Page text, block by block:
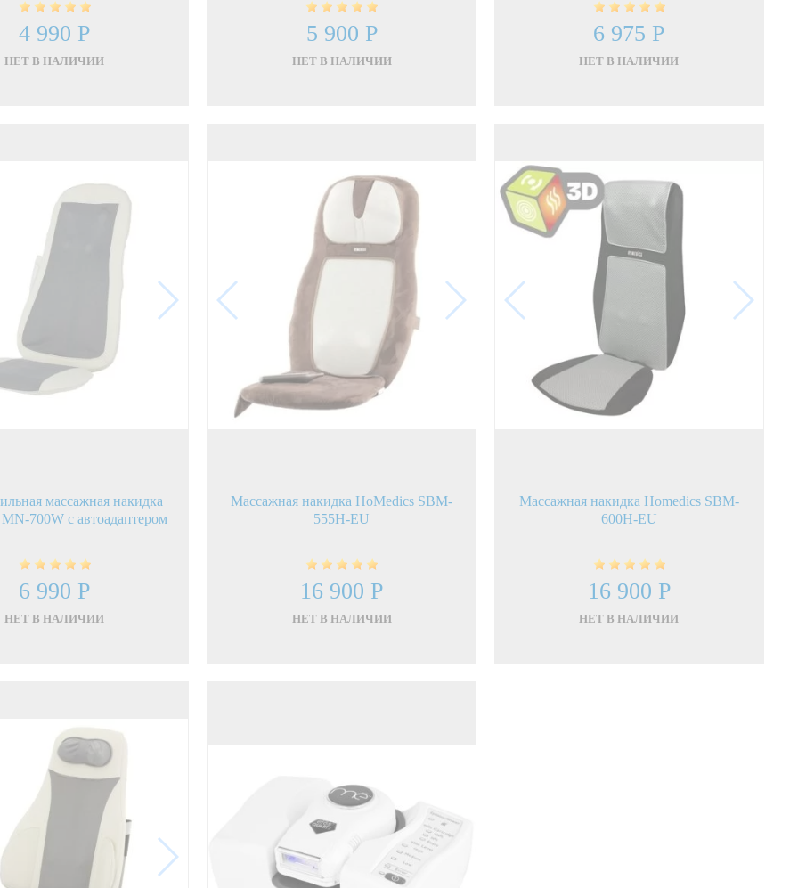
4 990 Р
НЕТ В НАЛИЧИИ
5 900 Р
НЕТ В НАЛИЧИИ
6 975 Р
НЕТ В НАЛИЧИИ
массажная накидка
700W с автоадаптером
6 990 Р
НЕТ В НАЛИЧИИ
Массажная накидка HoMedics SBM-
555H-EU
16 900 Р
НЕТ В НАЛИЧИИ
Массажная накидка Homedics SBM-
600H-EU
16 900 Р
НЕТ В НАЛИЧИИ